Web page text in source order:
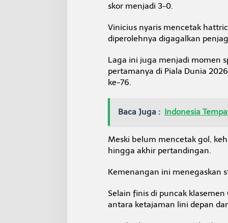
skor menjadi 3-0.
Vinicius nyaris mencetak
diperolehnya digagalkan
Laga ini juga menjadi momen
pertamanya di Piala Dunia
ke-76.
Baca Juga : Indonesia
Meski belum mencetak gol,
hingga akhir pertandingan.
Kemenangan ini menegaskan
Selain finis di puncak
antara ketajaman lini depan